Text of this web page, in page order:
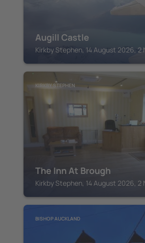
Augill Castle
Kirkby Stephen, 14 August 2026, 2
KIRKBY STEPHEN
The Inn At Brough
Kirkby Stephen, 14 August 2026, 2
BISHOP AUCKLAND